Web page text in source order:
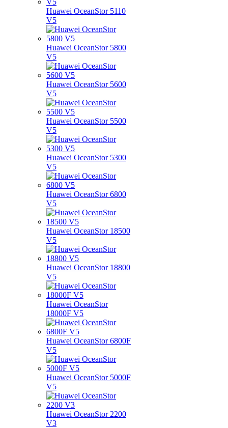
Huawei OceanStor 5110
V5
Huawei OceanStor 5800
V5
Huawei OceanStor 5600
V5
Huawei OceanStor 5500
V5
Huawei OceanStor 5300
V5
Huawei OceanStor 6800
V5
Huawei OceanStor 18500
V5
Huawei OceanStor 18800
V5
Huawei OceanStor
18000F V5
Huawei OceanStor 6800F
V5
Huawei OceanStor 5000F
V5
Huawei OceanStor 2200
V3